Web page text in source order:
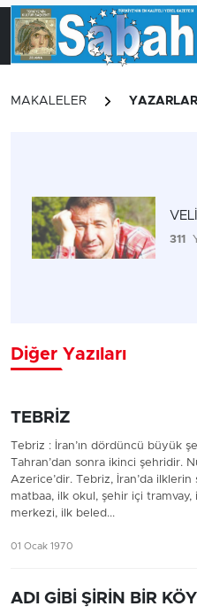
MAKALELER YAZARLAR
VELİ
311
Diğer Yazıları
TEBRİZ
Tebriz : İran’ın dördüncü büyük
Tahran’dan sonra ikinci şehridir.
Azerice’dir. Tebriz, İran’da ilklerin
matbaa, ilk okul, şehir içi
merkezi, ilk beled...
01 Ocak 1970
ADI GİBİ ŞİRİN BİR